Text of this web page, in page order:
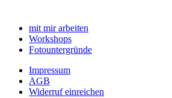
mit mir arbeiten
Workshops
Fotountergründe
Impressum
AGB
Widerruf einreichen